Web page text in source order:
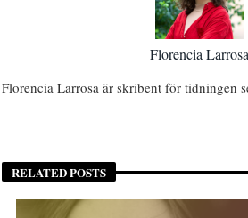
Florencia Larrosa
Florencia Larrosa är skribent för tidningen
RELATED POSTS